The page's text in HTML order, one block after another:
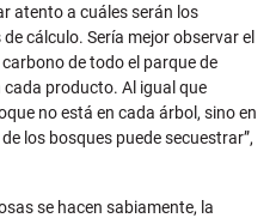
atento a cuáles serán los
cálculo. Sería mejor observar el
de todo el parque de
producto. Al igual que
no está en cada árbol, sino en
los bosques puede secuestrar”,
se hacen sabiamente, la